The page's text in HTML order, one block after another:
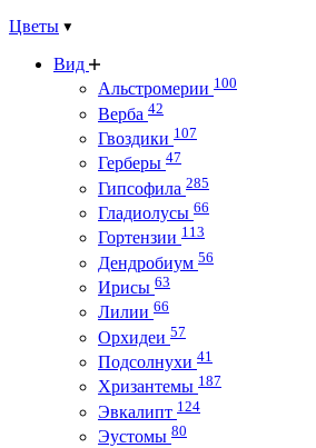
Цветы
Вид
Альстромерии 100
Верба 42
Гвоздики 107
Герберы 47
Гипсофила 285
Гладиолусы 66
Гортензии 113
Дендробиум 56
Ирисы 63
Лилии 66
Орхидеи 57
Подсолнухи 41
Хризантемы 187
Эвкалипт 124
Эустомы 80